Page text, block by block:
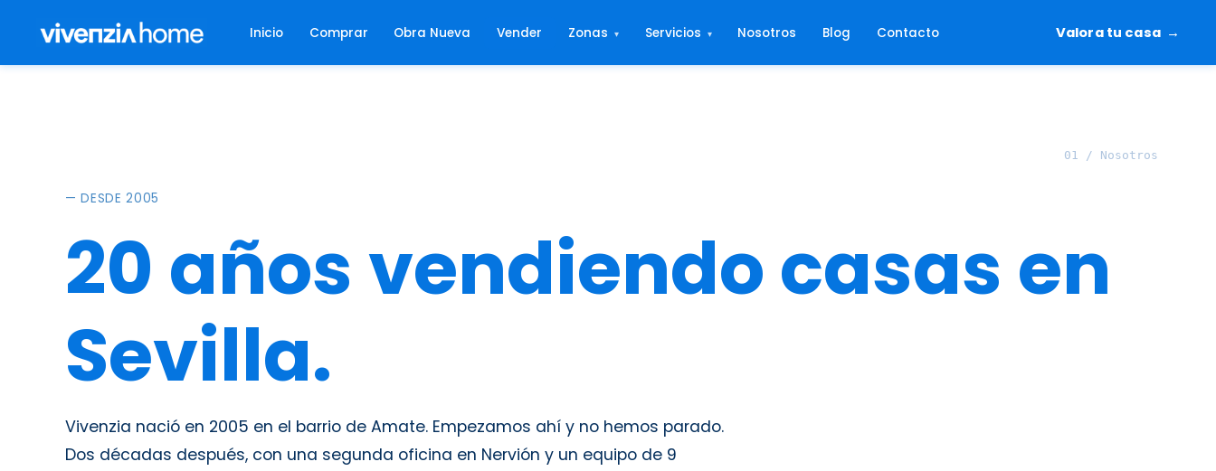
Inicio Comprar Obra Nueva Vender Zonas ▾ Servicios ▾ Nosotros Blog Contacto Valora tu casa
— DESDE 2005
20 años vendiendo casas en
Sevilla.
Vivenzia nació en 2005 en el barrio de Amate. Empezamos ahí y no hemos parado.
Dos décadas después, con una segunda oficina en Nervión y un equipo de 9